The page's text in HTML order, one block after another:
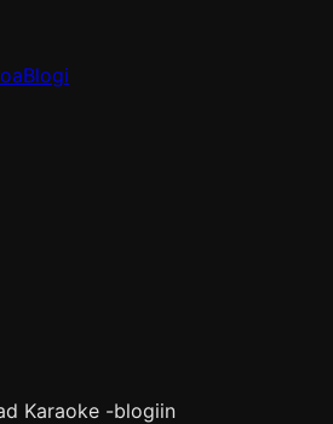
Blogi
Karaoke -blogiin